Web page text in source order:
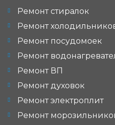
Ремонт стиралок
Ремонт
Ремонт посудомоек
Ремонт
Ремонт ВП
Ремонт духовок
Ремонт электроплит
Ремонт